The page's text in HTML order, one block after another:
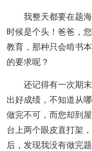
我整天都要在题海
时候是个头！爸爸，
教育，那种只会啃书
的要求呢？
还记得有一次期末
出好成绩，不知道从
做完不可，而您却到
台上两个眼皮直打架
后，发现我没有做完